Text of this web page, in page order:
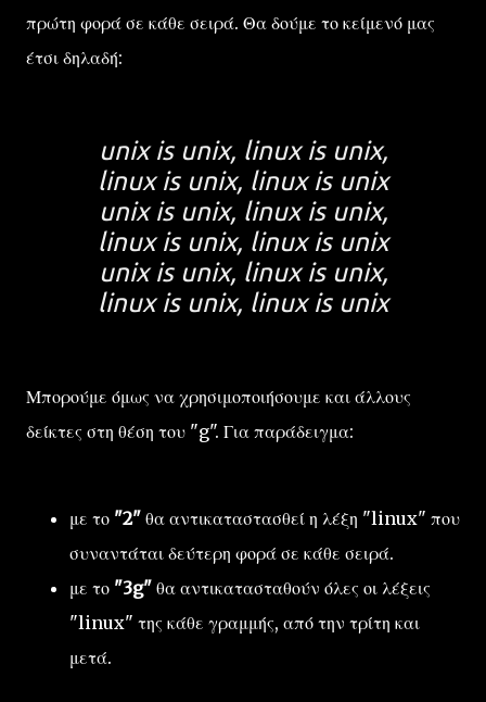
πρώτη φορά σε κάθε σειρά. Θα δούμε το κείμενό μας
έτσι δηλαδή:
unix is unix, linux is unix,
linux is unix, linux is unix
unix is unix, linux is unix,
linux is unix, linux is unix
unix is unix, linux is unix,
linux is unix, linux is unix
Μπορούμε όμως να χρησιμοποιήσουμε και άλλους
δείκτες στη θέση του "g". Για παράδειγμα:
με το "2" θα αντικαταστασθεί η λέξη "linux" που
συναντάται δεύτερη φορά σε κάθε σειρά.
με το "3g" θα αντικατασταθούν όλες οι λέξεις
"linux" της κάθε γραμμής, από την τρίτη και
μετά.